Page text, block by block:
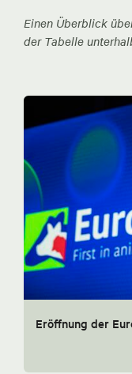
Einen Überblick
der Tabelle
Eröffnung der